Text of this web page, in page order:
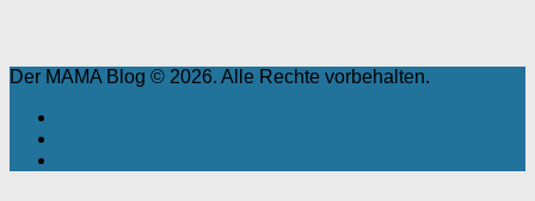
Der MAMA Blog © 2026. Alle Rechte vorbehalten.